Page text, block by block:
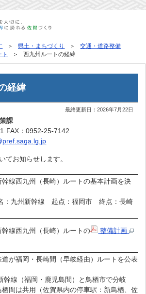
県土・まちづくり
交通・道路整備
西九州ルートの経緯
経緯
最終更新日：2026年7月22日
課
FAX：0952-25-7142
てお知らせします。
線西九州（長崎）ルートの基本計画を決
九州新幹線 起点：福岡市 終点：長崎
線西九州（長崎）ルートの
整備計画
が福岡・長崎間（早岐経由）ルートを公表
線（福岡・鹿児島間）と鳥栖市で分岐
栖間は共用（佐賀県内の停車駅：新鳥栖、佐